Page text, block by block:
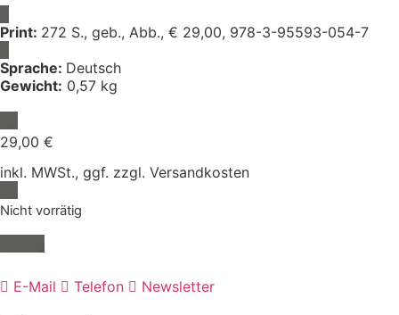
Print: 272 S., geb., Abb., € 29,00, 978-3-95593-054-7
Sprache: Deutsch
Gewicht: 0,57 kg
29,00 €
inkl. MWSt., ggf. zzgl. Versandkosten
Nicht vorrätig
E-Mail Telefon Newsletter